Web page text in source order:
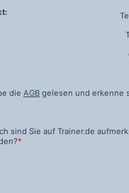
die AGB gelesen und erkenne
sind Sie auf Trainer.de
*